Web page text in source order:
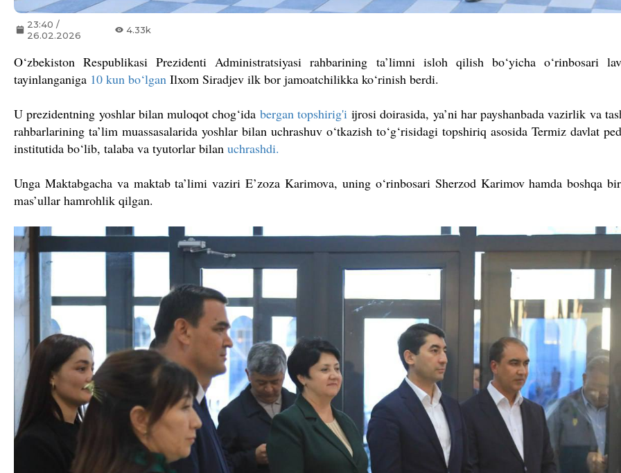
23:40 /
26.02.2026
4.33k
O‘zbekiston Respublikasi Prezidenti Administratsiyasi rahbarining ta’limni isloh qilish bo‘yicha o‘rinbosari
tayinlanganiga 10 kun bo‘lgan Ilxom Siradjev ilk bor jamoatchilikka ko‘rinish berdi.
U prezidentning yoshlar bilan muloqot chog‘ida bergan topshirig'i ijrosi doirasida, ya’ni har payshanbada vazirlik va
rahbarlarining ta’lim muassasalarida yoshlar bilan uchrashuv o‘tkazish to‘g‘risidagi topshiriq asosida Termiz davlat
institutida bo‘lib, talaba va tyutorlar bilan uchrashdi.
Unga Maktabgacha va maktab ta’limi vaziri E’zoza Karimova, uning o‘rinbosari Sherzod Karimov hamda boshqa
mas’ullar hamrohlik qilgan.